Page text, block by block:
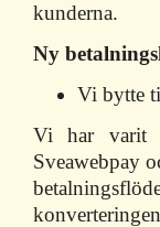
kunderna.
Ny
Vi bytte
Vi har varit
Sveawebpay